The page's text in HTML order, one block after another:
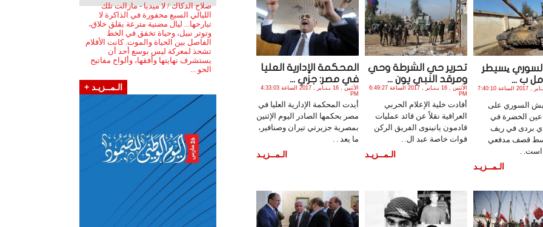
صلاح الدكاك / لا ميديا - مازالت تلك
الليالي السبع محفورة في الذاكرة لا
تبارحها... ليال مضنية مترعة بقلق خلاق،
وتوتر نبيل، وحياة تخفق في الخط
الفاصل بين الحياة والموت. كانت الأقلام
تشحذ لمعركة ليس بوسع أحد أن
يستشرف نهايتها وأفقها، وألواح مفاتيح
الحو ...
الـمــزيـد +
یسيطر
ب ...
الأثنين , 16 يـنـاير , 2017 الساعة 7:40:10
السوري على
عين الخضرة في
بردى في ريف
قصف مدفعي
.
الـمــزيـد
تحرير حي الشرطة وحي
ومرقد النبي يون ...
الأثنين , 16 يـنـاير , 2017 الساعة 6:49:27
PM
أفادت خلية الإعلام الحربي
العراقية نقلاً عن قائد عمليات
قادمون يانينوى الفريق الركن
قوات خاصة عبد ال. .
الـمــزيـد
المحكمة الإدارية العليا
في مصر: جزي ...
الأثنين , 16 يـنـاير , 2017 الساعة 4:33:03
PM
أيدت المحكمة الإدارية العليا في
مصر بحكمها الصادر اليوم الإثنين
بمصرية جزيرتي تيران وصنافير،
ما يعد . .
الـمــزيـد